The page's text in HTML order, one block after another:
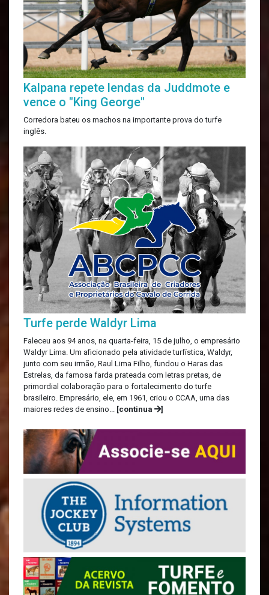
Kalpana repete lendas da Juddmote e
vence o "King George"
Corredora bateu os machos na importante prova do turfe
inglês.
Turfe perde Waldyr Lima
Faleceu aos 94 anos, na quarta-feira, 15 de julho, o empresário
Waldyr Lima. Um aficionado pela atividade turfística, Waldyr,
junto com seu irmão, Raul Lima Filho, fundou o Haras das
Estrelas, da famosa farda prateada com letras pretas, de
primordial colaboração para o fortalecimento do turfe
brasileiro. Empresário, ele, em 1961, criou o CCAA, uma das
maiores redes de ensino...
[continua ]